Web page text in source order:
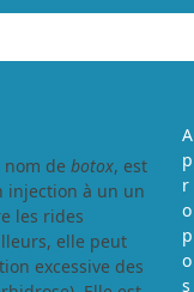
nom debotox, est
injection à un un
les rides
elle peut
excessive des
A
p
r
o
p
o
s